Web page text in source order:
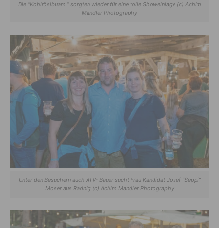
Die “Kohlröslbuam ” sorgten wieder für eine tolle Showeinlage (c) Achim
Mandler Photography
Unter den Besuchern auch ATV- Bauer sucht Frau Kandidat Josef “Seppi”
Moser aus Radnig (c) Achim Mandler Photography